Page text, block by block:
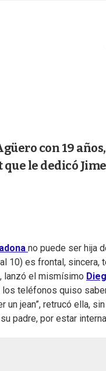
con 19
le dedicó
no puede ser hija
10) es frontal,
lanzó el mismísimo
los teléfonos quiso
un jean”, retrucó ella,
padre, por estar